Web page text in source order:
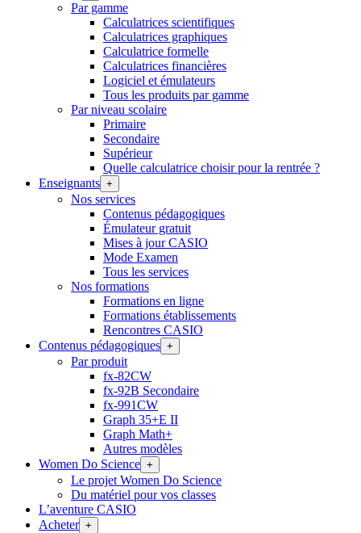
Par gamme
Calculatrices scientifiques
Calculatrices graphiques
Calculatrice formelle
Calculatrices financières
Logiciel et émulateurs
Tous les produits par gamme
Par niveau scolaire
Primaire
Secondaire
Supérieur
Quelle calculatrice choisir pour la rentrée ?
Enseignants +
Nos services
Contenus pédagogiques
Émulateur gratuit
Mises à jour CASIO
Mode Examen
Tous les services
Nos formations
Formations en ligne
Formations établissements
Rencontres CASIO
Contenus pédagogiques +
Par produit
fx-82CW
fx-92B Secondaire
fx-991CW
Graph 35+E II
Graph Math+
Autres modèles
Women Do Science +
Le projet Women Do Science
Du matériel pour vos classes
L’aventure CASIO
Acheter +